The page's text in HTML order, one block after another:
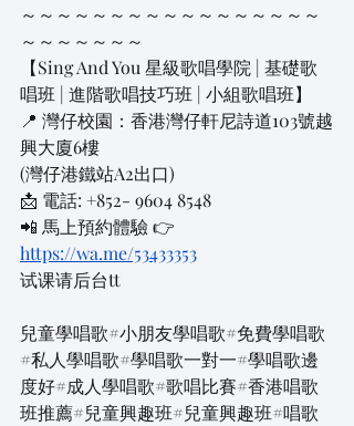
～～～～～～～～～～～～～～～～～
～～～～～～～
【Sing And You 星級歌唱學院 | 基礎歌
唱班 | 進階歌唱技巧班 | 小組歌唱班】
📍 灣仔校園：香港灣仔軒尼詩道103號越
興大廈6樓
(灣仔港鐵站A2出口)
📩 電話: +852- 9604 8548
📲 馬上預約體驗 👉
https://wa.me/53433353
试课请后台tt
兒童學唱歌#小朋友學唱歌#免費學唱歌
#私人學唱歌#學唱歌一對一#學唱歌邊
度好#成人學唱歌#歌唱比賽#香港唱歌
班推薦#兒童興趣班#兒童興趣班#唱歌